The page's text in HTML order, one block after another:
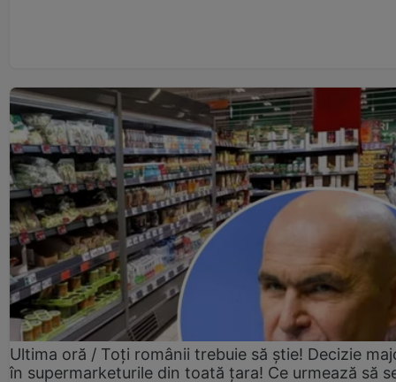
Ultima oră / Toți românii trebuie să știe! Decizie
în supermarketurile din toată țara! Ce urmează să